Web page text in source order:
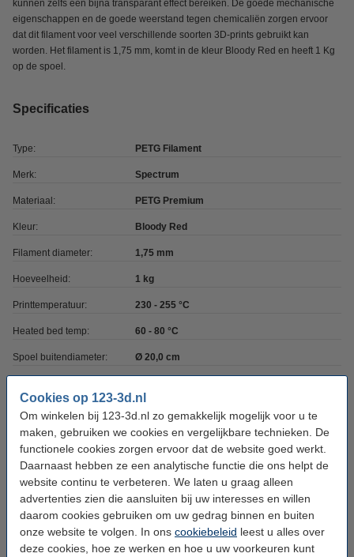
Cookies op 123-3d.nl
Om winkelen bij 123-3d.nl zo gemakkelijk mogelijk voor u te
maken, gebruiken we cookies en vergelijkbare technieken. De
functionele cookies zorgen ervoor dat de website goed werkt.
Daarnaast hebben ze een analytische functie die ons helpt de
website continu te verbeteren. We laten u graag alleen
advertenties zien die aansluiten bij uw interesses en willen
daarom cookies gebruiken om uw gedrag binnen en buiten
onze website te volgen. In ons cookiebeleid leest u alles over
deze cookies, hoe ze werken en hoe u uw voorkeuren kunt
kunnen zelfs een bijna transparant effect bereiken. De goede mechanische
eigenschappen en de goede weerstand tegen chemicaliën zorgen ervoor
dat dit filament voor veel verschillende soorten 3D-prints gebruikt kan
worden. Het filament is 1,75 mm, komt in de kleur Bloody Red en heeft 1 Kg
op de spoel.
Specificaties
Type: PETG Filament
Merk: Spectrum
Materiaal: PETG Premium
Kleur: Bloody Red
Filament diameter: 1,75 mm
Hoeveelheid: 1 kg
Printtemperatuur: 230 - 255 °C
Heated bed temp: 60 - 80 °C
Spoel buitendiameter: Ø 20,0 cm
Spoel breedte: 6,7 cm
Gewicht lege spoel: ± 250 gram
Print snelheid: 40 - 120 mm/s
Ons Artikelnr: DFS10098
SDS EN: Download
Download